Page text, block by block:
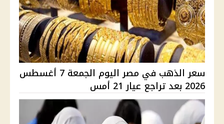
سعر الذهب في مصر اليوم الجمعة 7 أغسطس
2026 بعد تراجع عيار 21 أمس